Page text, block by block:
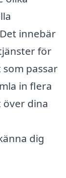
innebär
för
passar
in flera
dina
dig